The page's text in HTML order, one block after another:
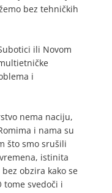
bez tehničkih
ili Novom
i
nema naciju,
i nama su
što smo srušili
istinita
obzira kako se
svedoči i